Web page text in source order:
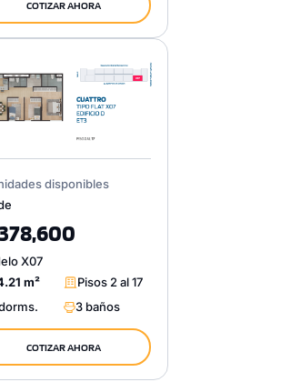
COTIZAR AHORA
disponibles
X07
m²
Pisos 2 al 17
3 baños
COTIZAR AHORA